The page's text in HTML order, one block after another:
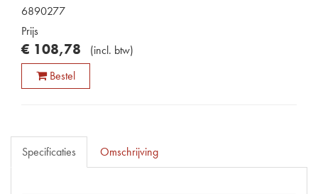
6890277
Prijs
€ 108,78 (incl. btw)
Bestel
Specificaties Omschrijving